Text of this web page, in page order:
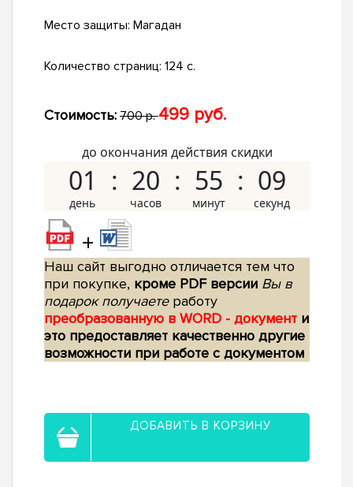
Место защиты: Магадан
Количество страниц: 124 с.
Стоимость: 700 р.499 руб.
до окончания действия скидки
01 20 55 08
+
Наш сайт выгодно отличается тем что
при покупке, кроме PDF версии Вы в
подарок получаетеработу
преобразованную в WORD - документ и
это предоставляет качественно другие
возможности при работе с документом
ДОБАВИТЬ В КОРЗИНУ